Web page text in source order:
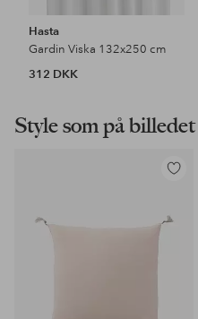
Hasta
Gardin Viska 132x250 cm
312 DKK
Style som på billedet
Tilføj